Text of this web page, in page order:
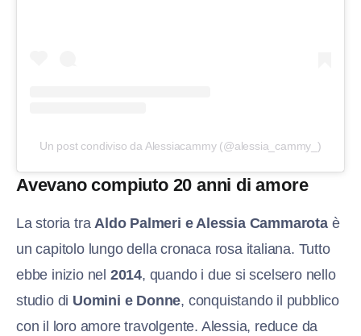
Un post condiviso da Alessiacammy (@alessia_cammy_)
Avevano compiuto 20 anni di amore
La storia traAldo Palmeri e Alessia Cammarotaè
un capitolo lungo della cronaca rosa italiana. Tutto
ebbe inizio nel 2014, quando i due si scelsero nello
studio di Uomini e Donne, conquistando il pubblico
con il loro amore travolgente. Alessia, reduce da